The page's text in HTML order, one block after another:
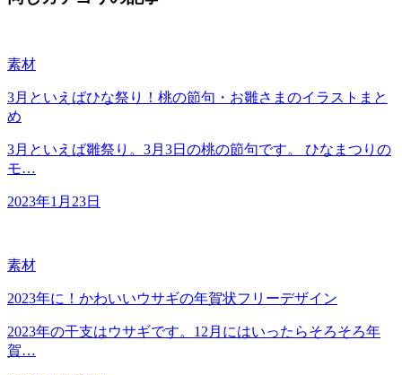
素材
3月といえばひな祭り！桃の節句・お雛さまのイラストまと
め
3月といえば雛祭り。3月3日の桃の節句です。 ひなまつりの
モ…
2023年1月23日
素材
2023年に！かわいいウサギの年賀状フリーデザイン
2023年の干支はウサギです。12月にはいったらそろそろ年
賀…